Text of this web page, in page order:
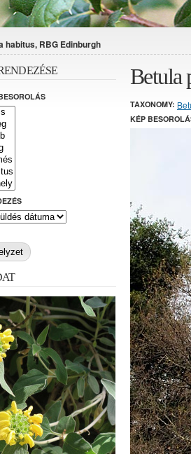
habitus, RBG Edinburgh
Betula
TAXONOMY:
KÉP